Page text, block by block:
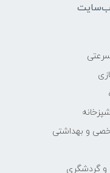
و بهداشتی
و گردشگری